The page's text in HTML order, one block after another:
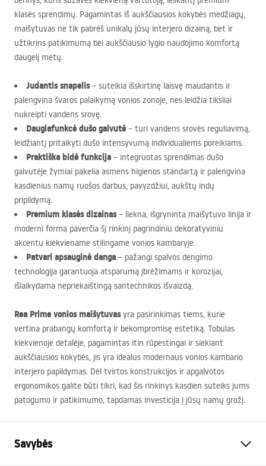
klasės sprendimų. Pagamintas iš aukščiausios kokybės medžiagų,
maišytuvas ne tik pabrėš unikalų jūsų interjero dizainą, bet ir
užtikrins patikimumą bei aukščiausio lygio naudojimo komfortą
daugelį metų.
Judantis snapelis– suteikia išskirtinę laisvę maudantis ir
palengvina švaros palaikymą vonios zonoje, nes leidžia tiksliai
nukreipti vandens srovę.
Daugiafunkcė dušo galvutė – turi vandens srovės reguliavimą,
leidžiantį pritaikyti dušo intensyvumą individualiems poreikiams.
Praktiška bidė funkcija – integruotas sprendimas dušo
galvutėje žymiai pakelia asmens higienos standartą ir palengvina
kasdienius namų ruošos darbus, pavyzdžiui, aukštų indų
pripildymą.
Premium klasės dizainas– liekna, išgryninta maišytuvo linija ir
moderni forma paverčia šį rinkinį pagrindiniu dekoratyviniu
akcentu kiekviename stilingame vonios kambaryje.
Patvari apsauginė danga – pažangi spalvos dengimo
technologija garantuoja atsparumą įbrėžimams ir korozijai,
išlaikydama nepriekaištingą santechnikos išvaizdą.
Rea Prime vonios maišytuvasyra pasirinkimas tiems, kurie
vertina prabangų komfortą ir bekompromisę estetiką. Tobulas
kiekvienoje detalėje, pagamintas itin rūpestingai ir siekiant
aukščiausios kokybės, jis yra idealus modernaus vonios kambario
interjero papildymas. Dėl tvirtos konstrukcijos ir apgalvotos
ergonomikos galite būti tikri, kad šis rinkinys kasdien suteiks jums
patogumo ir patikimumo, tapdamas investicija į jūsų namų grožį.
Savybės